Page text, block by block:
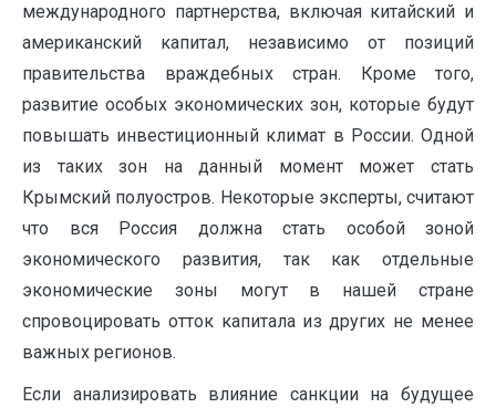
международного партнерства, включая китайский и
американский капитал, независимо от позиций
правительства враждебных стран. Кроме того,
развитие особых экономических зон, которые будут
повышать инвестиционный климат в России. Одной
из таких зон на данный момент может стать
Крымский полуостров. Некоторые эксперты, считают
что вся Россия должна стать особой зоной
экономического развития, так как отдельные
экономические зоны могут в нашей стране
спровоцировать отток капитала из других не менее
важных регионов.
Если анализировать влияние санкции на будущее